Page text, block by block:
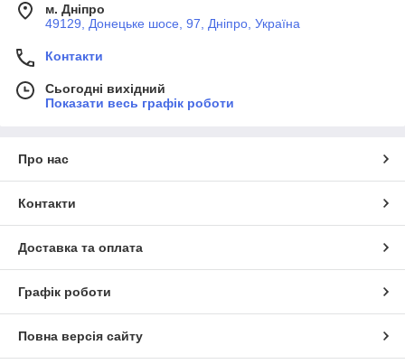
м. Дніпро
49129, Донецьке шосе, 97, Дніпро, Україна
Контакти
Сьогодні вихідний
Показати весь графік роботи
Про нас
Контакти
Доставка та оплата
Графік роботи
Повна версія сайту